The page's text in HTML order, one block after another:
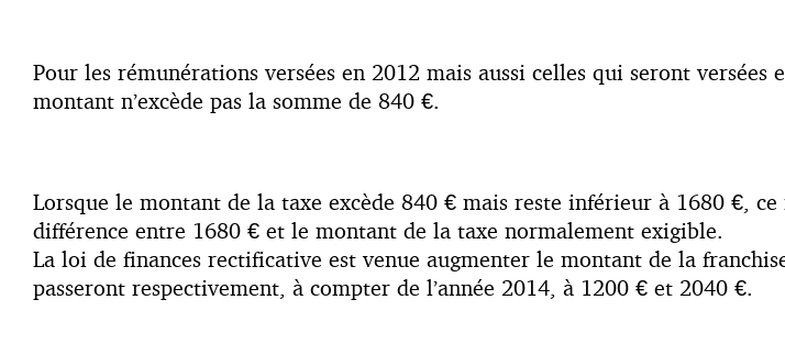
Pour les rémunérations versées en 2012 mais aussi celles qui seront
montant n’excède pas la somme de 840 €.
Lorsque le montant de la taxe excède 840 € mais reste inférieur à 1680 €,
différence entre 1680 € et le montant de la taxe normalement exigible.
La loi de finances rectificative est venue augmenter le montant de la
passeront respectivement, à compter de l’année 2014, à 1200 € et 2040 €.